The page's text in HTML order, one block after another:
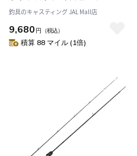
MBES-632UL (スピニング/2ピ
ース)
釣具のキャスティング JAL Mall店
9,680 円 （税込）
積算 88 マイル (1倍)